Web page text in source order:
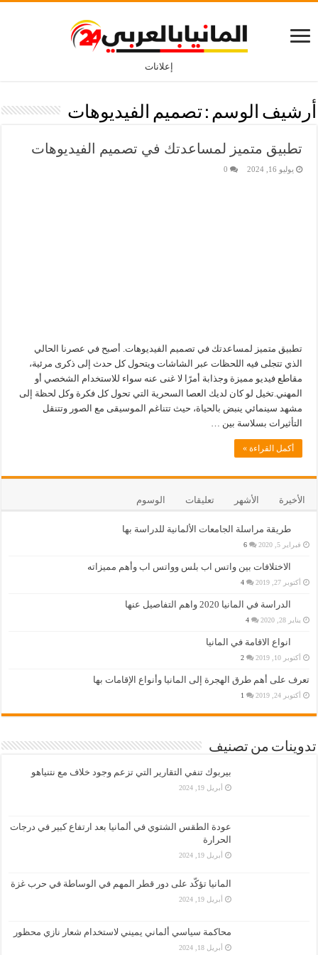
إعلانات
أرشيف الوسم :تصميم الفيديوهات
تطبيق متميز لمساعدتك في تصميم الفيديوهات
يوليو 16, 2024 0
تطبيق متميز لمساعدتك في تصميم الفيديوهات. أصبح في عصرنا الحالي
الذي تتجلى فيه اللحظات عبر الشاشات ويتحول كل حدث إلى ذكرى مرئية،
مقاطع فيديو مميزة وجذابة أمرًا لا غنى عنه سواء للاستخدام الشخصي أو
المهني.تخيل لو كان لديك العصا السحرية التي تحول كل فكرة وكل لحظة إلى
مشهد سينمائي ينبض بالحياة، حيث تتناغم الموسيقى مع الصور وتتنقل
التأثيرات بسلاسة بين …
أكمل القراءة »
الأخيرة الأشهر تعليقات الوسوم
طريقة مراسلة الجامعات الألمانية للدراسة بها
فبراير 5, 2020 6
الاختلافات بين واتس اب بلس وواتس اب وأهم مميزاته
أكتوبر 27, 2019 4
الدراسة في المانيا 2020 واهم التفاصيل عنها
يناير 28, 2020 4
انواع الاقامة في المانيا
أكتوبر 10, 2019 2
تعرف على أهم طرق الهجرة إلى المانيا وأنواع الإقامات بها
أكتوبر 24, 2019 1
تدوينات من تصنيف
بيربوك تنفي التقارير التي تزعم وجود خلاف مع نتنياهو
أبريل 19, 2024
عودة الطقس الشتوي في ألمانيا بعد ارتفاع كبير في درجات
الحرارة
أبريل 19, 2024
المانيا تؤكّد على دور قطر المهم في الوساطة في حرب غزة
أبريل 19, 2024
محاكمة سياسي ألماني يميني لاستخدام شعار نازي محظور
أبريل 18, 2024